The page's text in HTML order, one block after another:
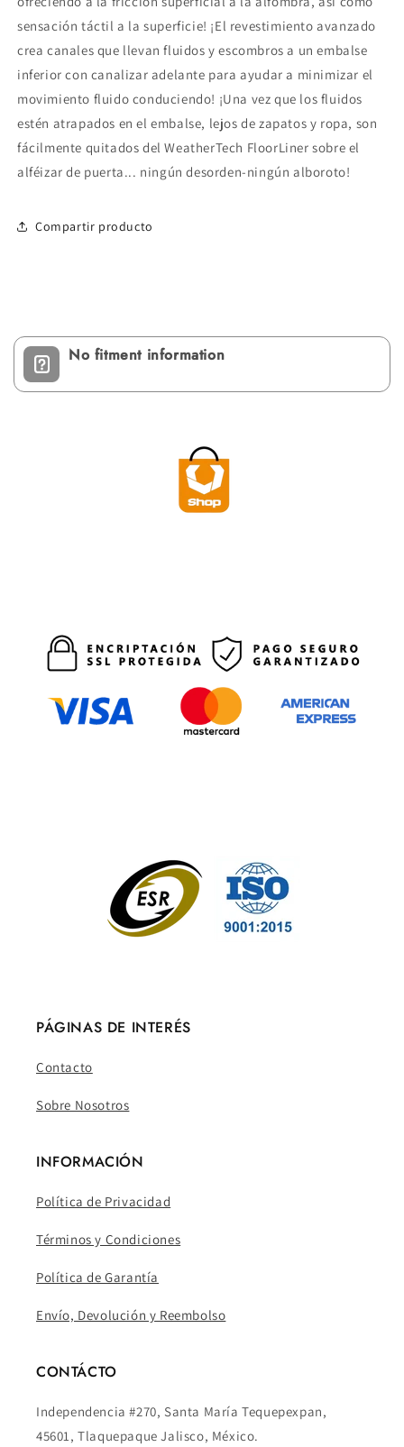
sensación táctil a la superficie! ¡El revestimiento avanzado
crea canales que llevan fluidos y escombros a un embalse
inferior con canalizar adelante para ayudar a minimizar el
movimiento fluido conduciendo! ¡Una vez que los fluidos
estén atrapados en el embalse, lejos de zapatos y ropa, son
fácilmente quitados del WeatherTech FloorLiner sobre el
alféizar de puerta... ningún desorden-ningún alboroto!
Compartir producto
No fitment information
PÁGINAS DE INTERÉS
Contacto
Sobre Nosotros
INFORMACIÓN
Política de Privacidad
Términos y Condiciones
Política de Garantía
Envío, Devolución y Reembolso
CONTÁCTO
Independencia #270, Santa María Tequepexpan,
45601, Tlaquepaque Jalisco, México.